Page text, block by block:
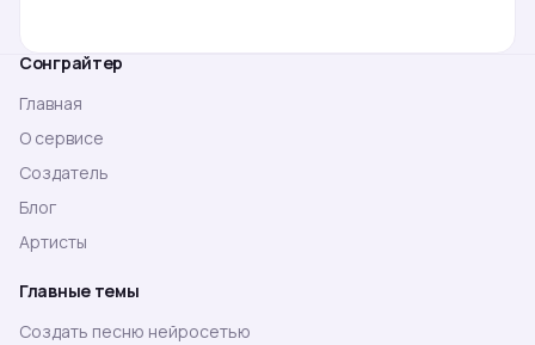
Сонграйтер
Главная
О сервисе
Создатель
Блог
Артисты
Главные темы
Создать песню нейросетью